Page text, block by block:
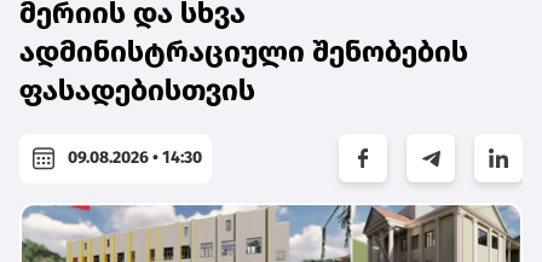
მერიის და სხვა
ადმინისტრაციული შენობების
ფასადებისთვის
09.08.2026 • 14:30